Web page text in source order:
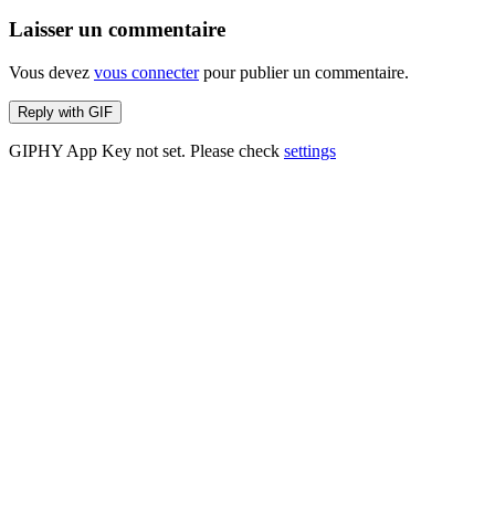
Laisser un commentaire
Vous devez vous connecterpour publier un commentaire.
Reply with GIF
GIPHY App Key not set. Please check settings